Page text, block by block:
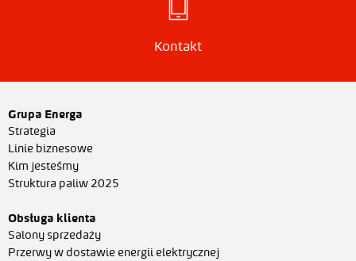
Kontakt
Grupa Energa
Strategia
Linie biznesowe
Kim jesteśmy
Struktura paliw 2025
Obsługa klienta
Salony sprzedaży
Przerwy w dostawie energii elektrycznej